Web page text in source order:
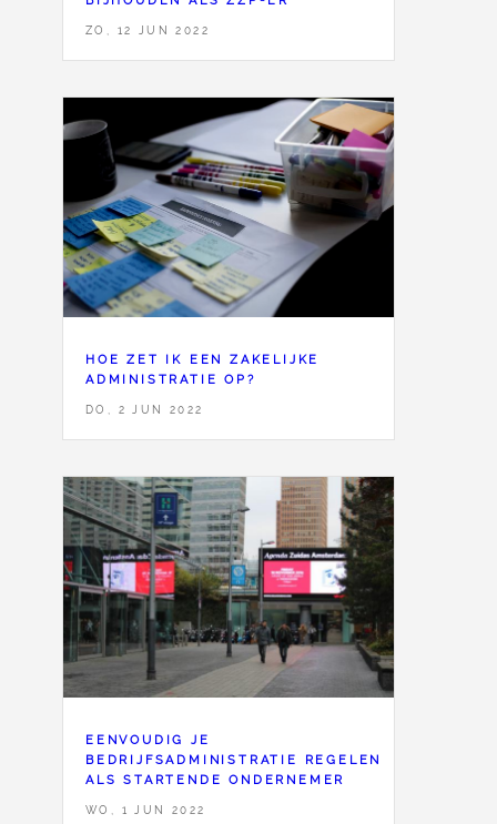
ZO, 12 JUN 2022
HOE ZET IK EEN ZAKELIJKE
ADMINISTRATIE OP?
DO, 2 JUN 2022
EENVOUDIG JE
BEDRIJFSADMINISTRATIE REGELEN
ALS STARTENDE ONDERNEMER
WO, 1 JUN 2022